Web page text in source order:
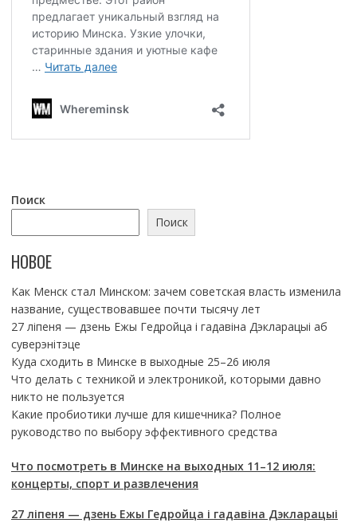
Поиск
Поиск
НОВОЕ
Как Менск стал Минском: зачем советская власть изменила
название, существовавшее почти тысячу лет
27 ліпеня — дзень Ежы Гедройца і гадавіна Дэкларацыі аб
суверэнітэце
Куда сходить в Минске в выходные 25–26 июля
Что делать с техникой и электроникой, которыми давно
никто не пользуется
Какие пробиотики лучше для кишечника? Полное
руководство по выбору эффективного средства
Что посмотреть в Минске на выходных 11–12 июля:
концерты, спорт и развлечения
27 ліпеня — дзень Ежы Гедройца і гадавіна Дэкларацыі